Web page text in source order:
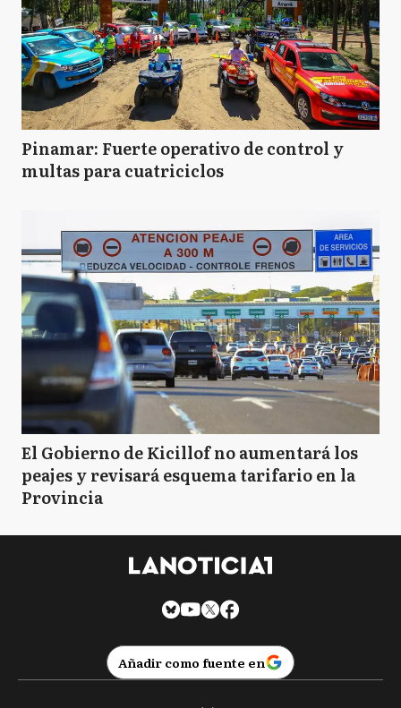
Pinamar: Fuerte operativo de control y
multas para cuatriciclos
El Gobierno de Kicillof no aumentará los
peajes y revisará esquema tarifario en la
Provincia
Añadir como fuente en